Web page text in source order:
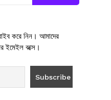
করে নিন। আমাদের
ইমেইল বক্সে।